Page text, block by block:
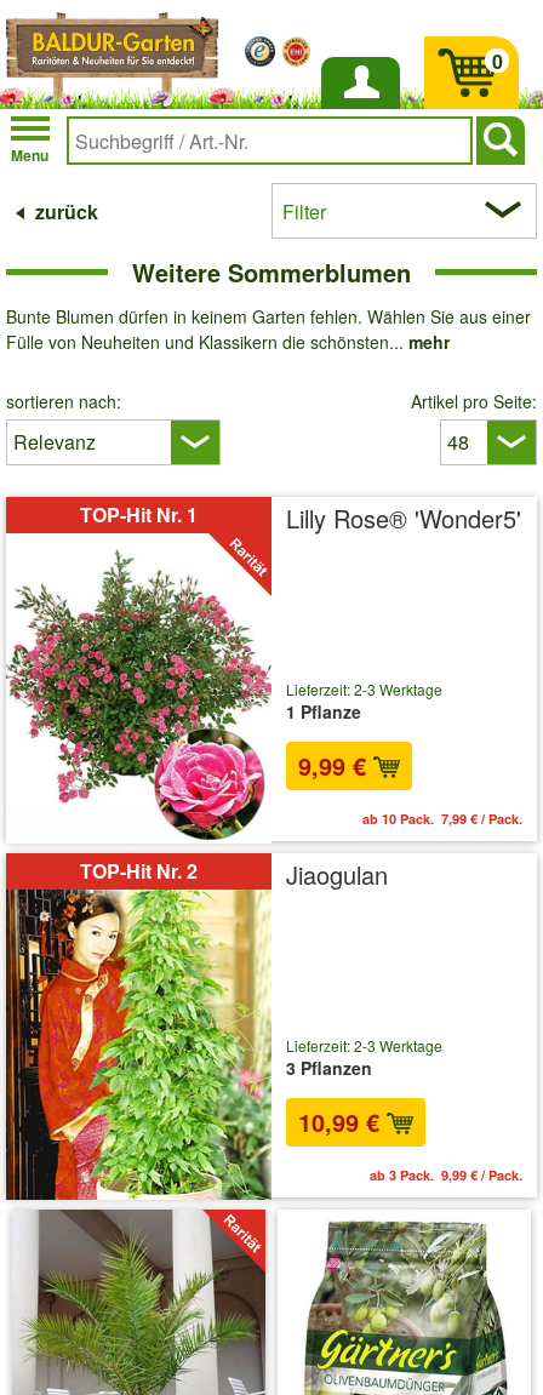
Anmelden
Menu
0
zurück Filter
Weitere Sommerblumen
Bunte Blumen dürfen in keinem Garten fehlen. Wählen Sie aus einer
Fülle von Neuheiten und Klassikern die schönsten... mehr
sortieren nach: Artikel pro Seite:
TOP-Hit Nr. 1 Lilly Rose® 'Wonder5'
Lieferzeit: 2-3 Werktage
1 Pflanze
9,99 €
ab 10 Pack. 7,99 € / Pack.
TOP-Hit Nr. 2 Jiaogulan
Lieferzeit: 2-3 Werktage
3 Pflanzen
10,99 €
ab 3 Pack. 9,99 € / Pack.